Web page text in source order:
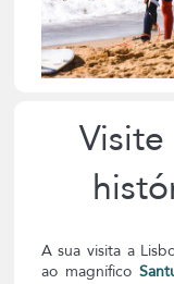
A sua visita a
ao magnífico